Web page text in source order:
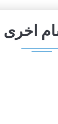
اخرى